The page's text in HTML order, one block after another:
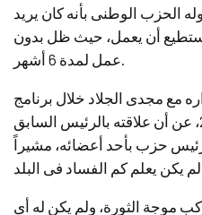
الحزب الوطنى بأنه كان يريد
أن يعمل، حيث ظل بدون
عمل لمدة 6 أشهر.
مجدى الجلاد خلال برنامج
“أنت وضميرك” على قناة دريم 2، عن أن علاقته بالرئيس السابق
حزب بأحد أعضائه، مشيراً
موجة الثورة، ولم يكن له أى